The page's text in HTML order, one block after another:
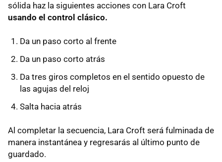
sólida haz la siguientes acciones con Lara Croft
usando el control clásico.
Da un paso corto al frente
Da un paso corto atrás
Da tres giros completos en el sentido opuesto de
las agujas del reloj
Salta hacia atrás
Al completar la secuencia, Lara Croft será fulminada de
manera instantánea y regresarás al último punto de
guardado.